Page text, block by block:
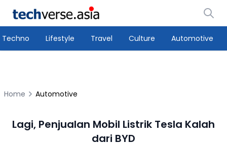
Techno Lifestyle Travel Culture Automotive
Home Automotive
Lagi, Penjualan Mobil Listrik Tesla Kalah
dari BYD